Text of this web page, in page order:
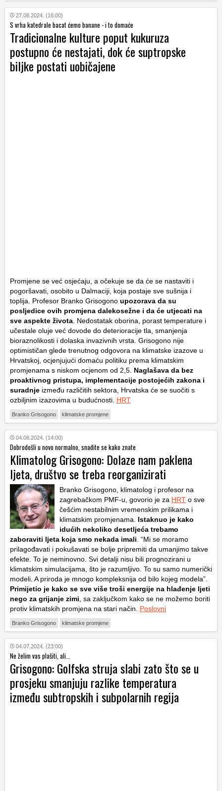
27.08.2024. (16:00)
S vrha katedrale bacat ćemo banane - i to domaće
Tradicionalne kulture poput kukuruza
postupno će nestajati, dok će suptropske
biljke postati uobičajene
Promjene se već osjećaju, a očekuje se da će se nastaviti i
pogoršavati, osobito u Dalmaciji, koja postaje sve sušnija i
toplija. Profesor Branko Grisogono upozorava da su
posljedice ovih promjena dalekosežne i da će utjecati na
sve aspekte života . Nedostatak oborina, porast temperature i
učestale oluje već dovode do deterioracije tla, smanjenja
bioraznolikosti i dolaska invazivnih vrsta. Grisogono nije
optimističan glede trenutnog odgovora na klimatske izazove u
Hrvatskoj, ocjenjujući domaću politiku prema klimatskim
promjenama s niskom ocjenom od 2,5. Naglašava da bez
proaktivnog pristupa, implementacije postojećih zakona i
suradnje između različitih sektora, Hrvatska će se suočiti s
ozbiljnim izazovima u budućnosti. HRT
Branko Grisogono klimatske promjene
04.08.2024. (14:00)
Dobrodošli u novo normalno, snađite se kako znate
Klimatolog Grisogono: Dolaze nam paklena
ljeta, društvo se treba reorganizirati
Branko Grisogono, klimatolog i profesor na
zagrebačkom PMF-u, govorio je za HRT o sve
češćim nestabilnim vremenskim prilikama i
klimatskim promjenama.
Istaknuo je kako
idućih nekoliko desetljeća trebamo
zaboraviti ljeta koja smo nekada imali . “Mi se moramo
prilagođavati i pokušavati se bolje pripremiti da umanjimo takve
efekte. To je neminovno. Svi detalji nisu bili prognozirani u
klimatskim simulacijama, što je razumljivo. To su samo numerički
modeli. A priroda je mnogo kompleksnija od bilo kojeg modela”.
Primijetio je kako se sve više troši energije na hlađenje ljeti
nego za grijanje zimi , sa zaključkom kako se ne možemo boriti
protiv klimatskih promjena na stari način. Poslovni
Branko Grisogono klimatske promjene
04.07.2024. (23:00)
Ne želim vas plašiti, ali...
Grisogono: Golfska struja slabi zato što se u
prosjeku smanjuju razlike temperatura
između subtropskih i subpolarnih regija